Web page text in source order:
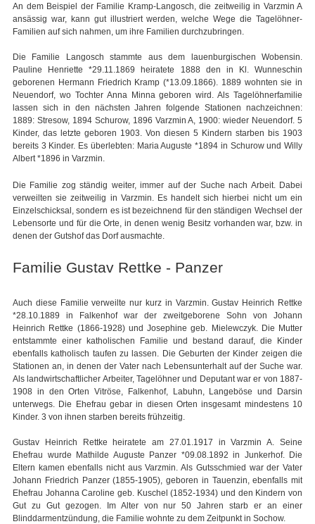
An dem Beispiel der Familie Kramp-Langosch, die zeitweilig in Varzmin A
ansässig war, kann gut illustriert werden, welche Wege die Tagelöhner-
Familien auf sich nahmen, um ihre Familien durchzubringen.
Die Familie Langosch stammte aus dem lauenburgischen Wobensin.
Pauline Henriette *29.11.1869 heiratete 1888 den in Kl. Wunneschin
geborenen Hermann Friedrich Kramp (*13.09.1866). 1889 wohnten sie in
Neuendorf, wo Tochter Anna Minna geboren wird. Als Tagelöhnerfamilie
lassen sich in den nächsten Jahren folgende Stationen nachzeichnen:
1889: Stresow, 1894 Schurow, 1896 Varzmin A, 1900: wieder Neuendorf. 5
Kinder, das letzte geboren 1903. Von diesen 5 Kindern starben bis 1903
bereits 3 Kinder. Es überlebten: Maria Auguste *1894 in Schurow und Willy
Albert *1896 in Varzmin.
Die Familie zog ständig weiter, immer auf der Suche nach Arbeit. Dabei
verweilten sie zeitweilig in Varzmin. Es handelt sich hierbei nicht um ein
Einzelschicksal, sondern es ist bezeichnend für den ständigen Wechsel der
Lebensorte und für die Orte, in denen wenig Besitz vorhanden war, bzw. in
denen der Gutshof das Dorf ausmachte.
Familie Gustav Rettke - Panzer
Auch diese Familie verweilte nur kurz in Varzmin. Gustav Heinrich Rettke
*28.10.1889 in Falkenhof war der zweitgeborene Sohn von Johann
Heinrich Rettke (1866-1928) und Josephine geb. Mielewczyk. Die Mutter
entstammte einer katholischen Familie und bestand darauf, die Kinder
ebenfalls katholisch taufen zu lassen. Die Geburten der Kinder zeigen die
Stationen an, in denen der Vater nach Lebensunterhalt auf der Suche war.
Als landwirtschaftlicher Arbeiter, Tagelöhner und Deputant war er von 1887-
1908 in den Orten Vitröse, Falkenhof, Labuhn, Langeböse und Darsin
unterwegs. Die Ehefrau gebar in diesen Orten insgesamt mindestens 10
Kinder. 3 von ihnen starben bereits frühzeitig.
Gustav Heinrich Rettke heiratete am 27.01.1917 in Varzmin A. Seine
Ehefrau wurde Mathilde Auguste Panzer *09.08.1892 in Junkerhof. Die
Eltern kamen ebenfalls nicht aus Varzmin. Als Gutsschmied war der Vater
Johann Friedrich Panzer (1855-1905), geboren in Tauenzin, ebenfalls mit
Ehefrau Johanna Caroline geb. Kuschel (1852-1934) und den Kindern von
Gut zu Gut gezogen. Im Alter von nur 50 Jahren starb er an einer
Blinddarmentzündung, die Familie wohnte zu dem Zeitpunkt in Sochow.